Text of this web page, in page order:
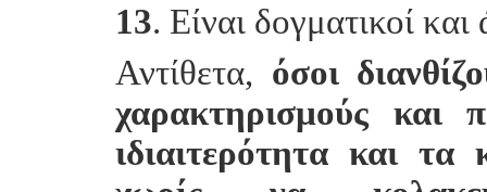
13. Είναι δογματικοί και
Αντίθετα, όσοι
χαρακτηρισμούς και
ιδιαιτερότητα και